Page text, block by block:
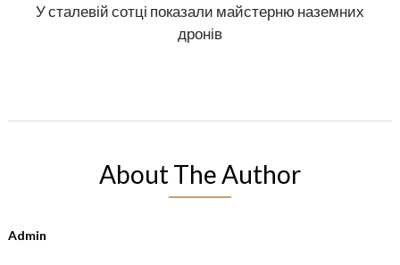
У сталевій сотці показали майстерню наземних
дронів
About The Author
Admin